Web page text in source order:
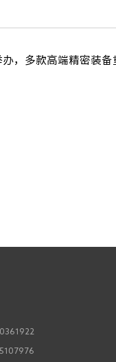
，多款高端精密装备